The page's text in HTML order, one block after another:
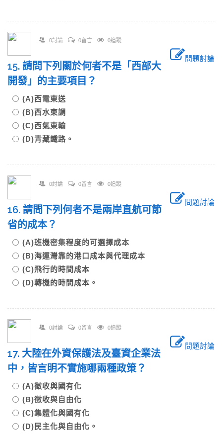
0討論 0留言 0追蹤
問題討論
15. 請問下列關於何者不是「西部大
開發」的主要項目？
(A)西電東送
(B)西水東調
(C)西氣東輸
(D)青藏鐵路。
0討論 0留言 0追蹤
問題討論
16. 請問下列何者不是兩岸直航可節
省的成本？
(A)班機密集程度的可選擇成本
(B)海運灣靠的港口成本與代理成本
(C)飛行的時間成本
(D)轉機的時間成本。
0討論 0留言 0追蹤
問題討論
17. 大陸在外資保護法及臺資企業法
中，皆言明不實施哪兩種政策？
(A)徵收與國有化
(B)徵收與自由化
(C)集體化與國有化
(D)民主化與自由化。